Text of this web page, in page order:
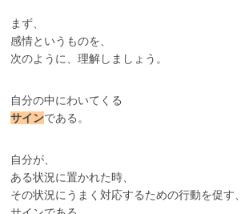
まず、
感情というものを、
次のように、理解しましょう。
自分の中にわいてくる
サインである。
自分が、
ある状況に置かれた時、
その状況にうまく対応するための行動を促す、